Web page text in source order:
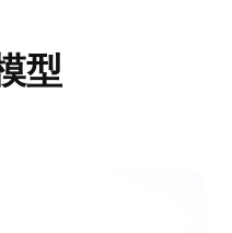
型